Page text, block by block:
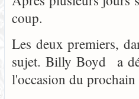
coup.
Les deux premiers,
sujet. Billy Boyd a
l'occasion du